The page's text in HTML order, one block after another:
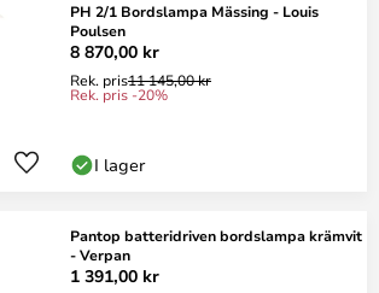
PH 2/1 Bordslampa Mässing - Louis
Poulsen
8 870,00 kr
Rek. pris11 145,00 kr
Rek. pris -20%
I lager
Pantop batteridriven bordslampa krämvit
- Verpan
1 391,00 kr